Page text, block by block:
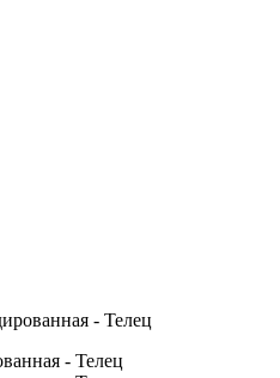
- Телец